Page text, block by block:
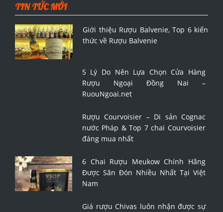
TIN TỨC MỚI
Giới thiệu Rượu Balvenie, Top 6 kiến
thức về Rượu Balvenie
5 Lý Do Nên Lựa Chọn Cửa Hàng
Rượu Ngoại Đồng Nai –
RuouNgoai.net
Rượu Courvoisier – Di sản Cognac
nước Pháp & Top 7 chai Courvoisier
đáng mua nhất
6 Chai Rượu Meukow Chính Hãng
Được Săn Đón Nhiều Nhất Tại Việt
Nam
Giá rượu Chivas luôn nhận được sự